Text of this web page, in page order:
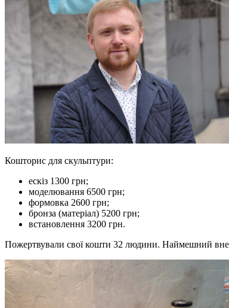
Кошторис для скульптури:
ескіз 1300 грн;
моделювання 6500 грн;
формовка 2600 грн;
бронза (матеріал) 5200 грн;
встановлення 3200 грн.
Пожертвували свої кошти 32 людини. Наймешний